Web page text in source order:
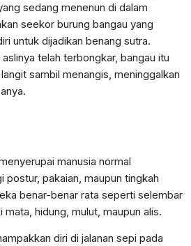
sedang menenun di dalam
seekor burung bangau yang
untuk dijadikan benang sutra.
telah terbongkar, bangau itu
sambil menangis, meninggalkan
manusia normal
postur, pakaian, maupun tingkah
benar-benar rata seperti selembar
hidung, mulut, maupun alis.
diri di jalanan sepi pada